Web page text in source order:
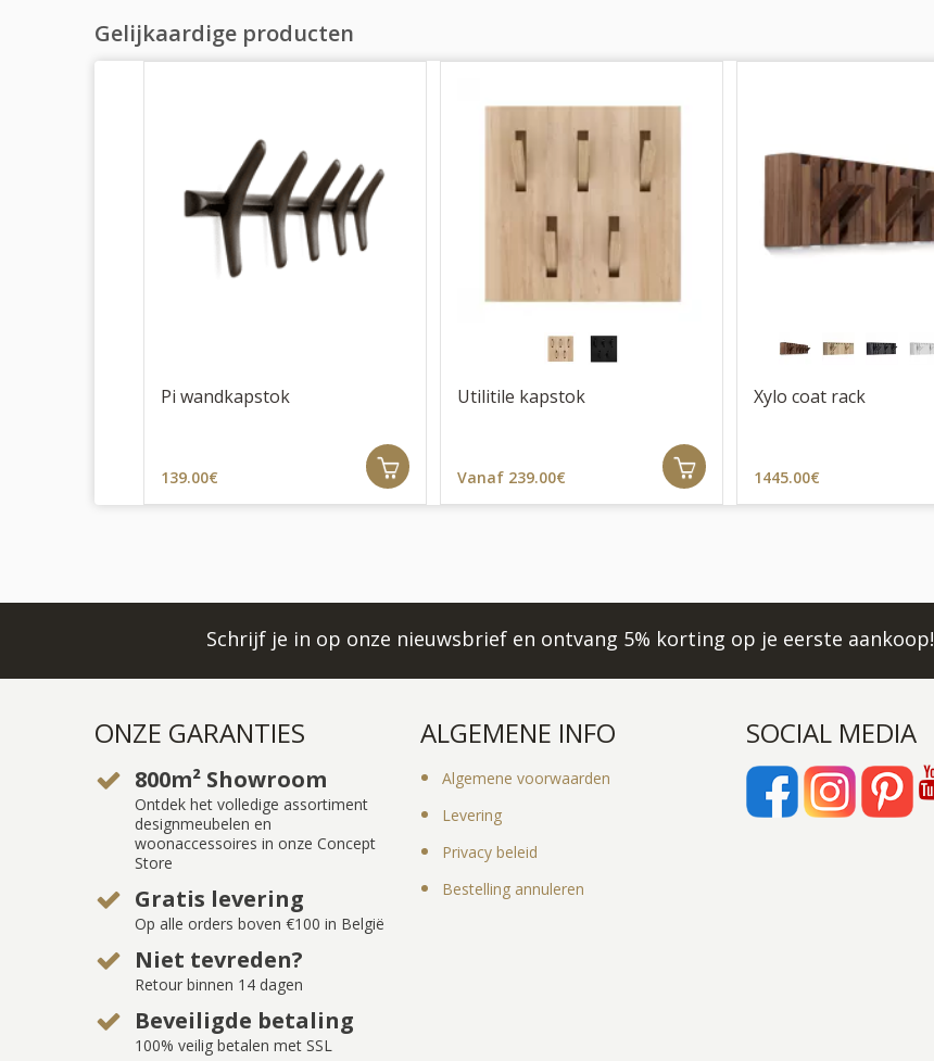
Gelijkaardige producten
Pi wandkapstok
139.00€
Utilitile kapstok
Vanaf 239.00€
Xylo coat rack
1445.00€
Schrijf je in op onze nieuwsbrief en ontvang 5% korting op je eerste aankoop!
ONZE GARANTIES
800m² Showroom
Ontdek het volledige assortiment
designmeubelen en
woonaccessoires in onze Concept
Store
Gratis levering
Op alle orders boven €100 in België
Niet tevreden?
Retour binnen 14 dagen
Beveiligde betaling
100% veilig betalen met SSL
ALGEMENE INFO
Algemene voorwaarden
Levering
Privacy beleid
Bestelling annuleren
SOCIAL MEDIA